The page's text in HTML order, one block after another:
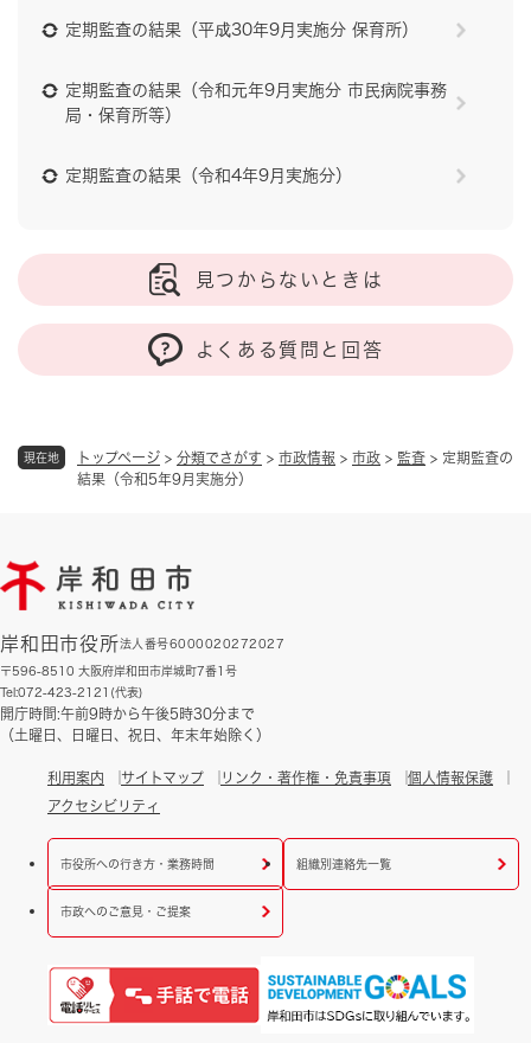
現在地 トップページ > 分類でさがす > 市政情報 > 市政 > 監査 > 定期監査の
結果（令和5年9月実施分）
定期監査の結果（平成30年9月実施分 保育所）
定期監査の結果（令和元年9月実施分 市民病院事務
局・保育所等）
定期監査の結果（令和4年9月実施分）
見つからないときは
よくある質問と回答
岸和田市役所法人番号6000020272027
〒596-8510 大阪府岸和田市岸城町7番1号
Tel:072-423-2121(代表)
開庁時間:午前9時から午後5時30分まで
（土曜日、日曜日、祝日、年末年始除く）
利用案内 サイトマップ リンク・著作権・免責事項
個人情報保護
アクセシビリティ
市役所への行き方・業務時間 組織別連絡先一覧
市政へのご意見・ご提案